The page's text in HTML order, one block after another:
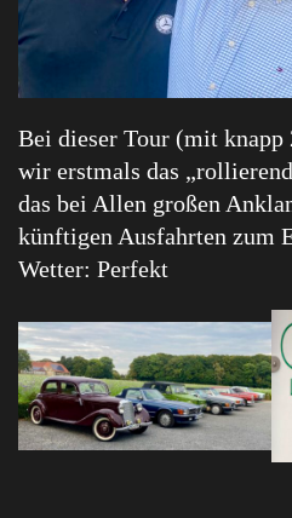
Bei dieser Tour (mit knapp
wir erstmals das
das bei Allen großen
künftigen Ausfahrten zum
Wetter: Perfekt